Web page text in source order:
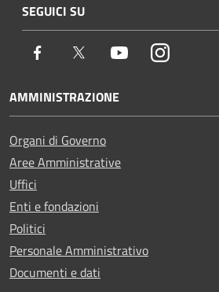
SEGUICI SU
Facebook Twitter YoutubeInstagram
AMMINISTRAZIONE
Organi di Governo
Aree Amministrative
Uffici
Enti e fondazioni
Politici
Personale Amministrativo
Documenti e dati